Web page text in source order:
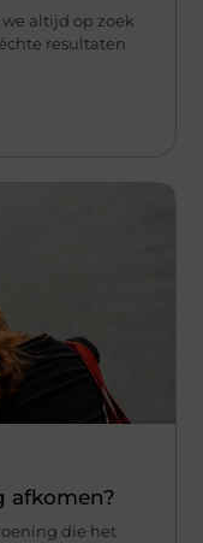
altijd op zoek
resultaten
afkomen?
die het